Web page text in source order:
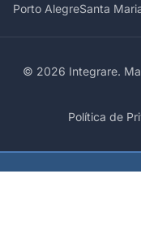
Porto AlegreSanta
© 2026 Integrare.
Política de